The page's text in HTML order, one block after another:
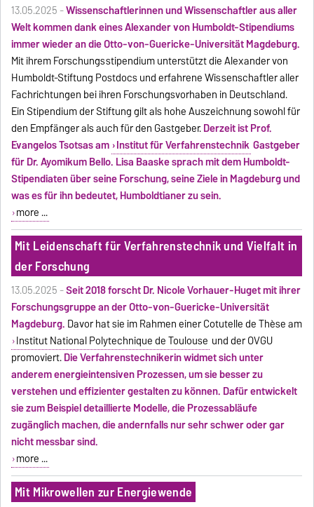
13.05.2025 -Wissenschaftlerinnen und Wissenschaftler aus aller
Welt kommen dank eines Alexander von Humboldt-Stipendiums
immer wieder an die Otto-von-Guericke-Universität Magdeburg.
Mit ihrem Forschungsstipendium unterstützt die Alexander von
Humboldt-Stiftung Postdocs und erfahrene Wissenschaftler aller
Fachrichtungen bei ihren Forschungsvorhaben in Deutschland.
Ein Stipendium der Stiftung gilt als hohe Auszeichnung sowohl für
den Empfänger als auch für den Gastgeber.Derzeit ist Prof.
Evangelos Tsotsas am Institut für Verfahrenstechnik Gastgeber
für Dr. Ayomikum Bello. Lisa Baaske sprach mit dem Humboldt-
Stipendiaten über seine Forschung, seine Ziele in Magdeburg und
was es für ihn bedeutet, Humboldtianer zu sein.
more ...
Mit Leidenschaft für Verfahrenstechnik und Vielfalt in
der Forschung
13.05.2025 -Seit 2018 forscht Dr. Nicole Vorhauer-Huget mit ihrer
Forschungsgruppe an der Otto-von-Guericke-Universität
Magdeburg. Davor hat sie im Rahmen einer Cotutelle de Thèse am
Institut National Polytechnique de Toulouse und der OVGU
promoviert.Die Verfahrenstechnikerin widmet sich unter
anderem energieintensiven Prozessen, um sie besser zu
verstehen und effizienter gestalten zu können. Dafür entwickelt
sie zum Beispiel detaillierte Modelle, die Prozessabläufe
zugänglich machen, die andernfalls nur sehr schwer oder gar
nicht messbar sind.
more ...
Mit Mikrowellen zur Energiewende